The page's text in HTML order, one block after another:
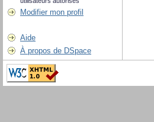
Modifier mon profil
Aide
À propos de DSpace